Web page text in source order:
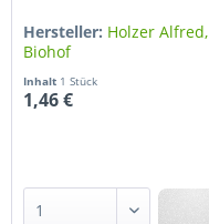
Hersteller: Holzer Alfred,
Biohof
Inhalt 1 Stück
1,46 €